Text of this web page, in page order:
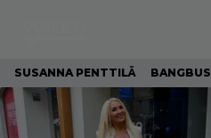
SUSANNA PENTTILÄ BANGBUS